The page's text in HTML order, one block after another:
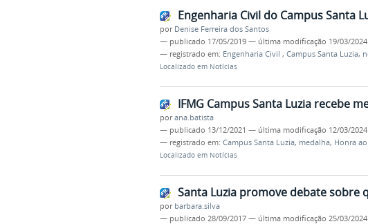
Engenharia Civil do Campus Santa
por Denise Ferreira dos Santos
— publicado 17/05/2019 — última modificação 19/03/
— registrado em: Engenharia Civil , Campus Santa Luzia,
Localizado em Notícias
IFMG Campus Santa Luzia recebe
porana.batista
— publicado 13/12/2021 — última modificação 12/03/
— registrado em: Campus Santa Luzia, medalha, Honra
Localizado em Notícias
Santa Luzia promove debate sobre
por barbara.silva
— publicado 28/09/2017 — última modificação 25/03/